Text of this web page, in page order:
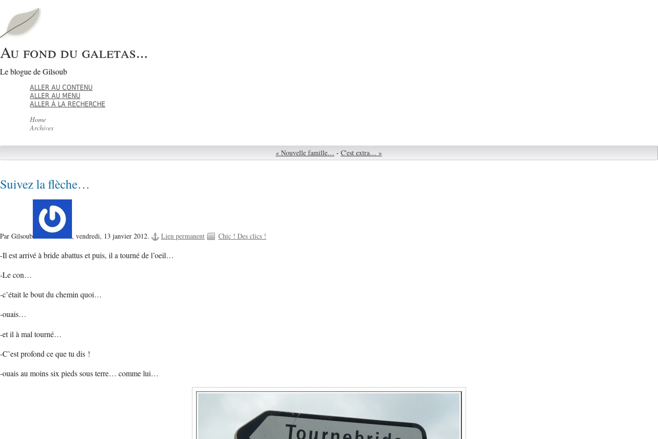
Au fond du galetas...
Le blogue de Gilsoub
ALLER AU CONTENU
ALLER AU MENU
ALLER À LA RECHERCHE
Home
Archives
« Nouvelle famille… - C'est extra… »
Suivez la flèche…
Par Gilsoub , vendredi, 13 janvier 2012. Lien permanent Chic ! Des clics !
-Il est arrivé à bride abattus et puis, il a tourné de l’oeil…
-Le con…
-c’était le bout du chemin quoi…
-ouais…
-et il à mal tourné…
-C’est profond ce que tu dis !
-ouais au moins six pieds sous terre… comme lui…